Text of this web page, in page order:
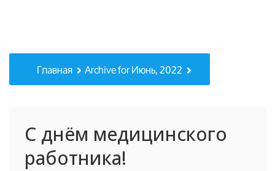
Главная Archive for Июнь, 2022
С днём медицинского
работника!